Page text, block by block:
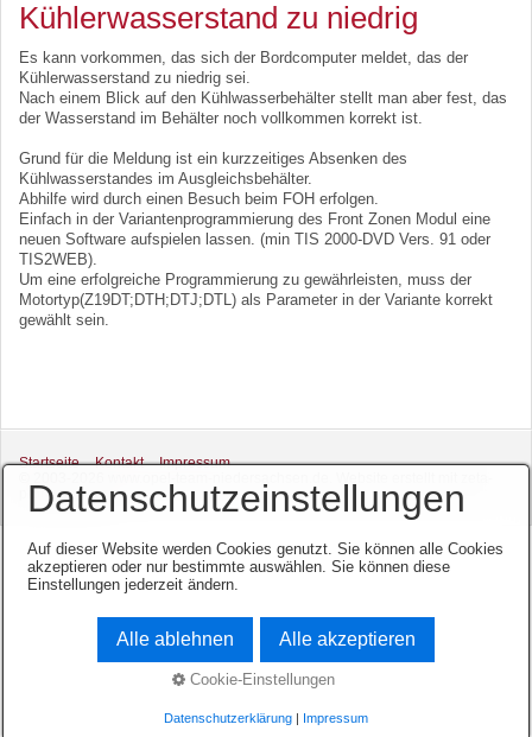
Kühlerwasserstand zu niedrig
Es kann vorkommen, das sich der Bordcomputer meldet, das der
Kühlerwasserstand zu niedrig sei.
Nach einem Blick auf den Kühlwasserbehälter stellt man aber fest, das
der Wasserstand im Behälter noch vollkommen korrekt ist.
Grund für die Meldung ist ein kurzzeitiges Absenken des
Kühlwasserstandes im Ausgleichsbehälter.
Abhilfe wird durch einen Besuch beim FOH erfolgen.
Einfach in der Variantenprogrammierung des Front Zonen Modul eine
neuen Software aufspielen lassen. (min TIS 2000-DVD Vers. 91 oder
TIS2WEB).
Um eine erfolgreiche Programmierung zu gewährleisten, muss der
Motortyp(Z19DT;DTH;DTJ;DTL) als Parameter in der Variante korrekt
gewählt sein.
Startseite Kontakt
Impressum
producer.com
Datenschutzeinstellungen
Auf dieser Website werden Cookies genutzt. Sie können alle Cookies
akzeptieren oder nur bestimmte auswählen. Sie können diese
Einstellungen jederzeit ändern.
Alle ablehnen Alle akzeptieren
Cookie-Einstellungen
Datenschutzerklärung| Impressum